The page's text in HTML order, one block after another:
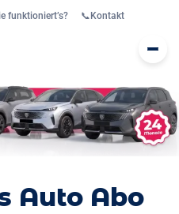
funktioniert’s? 📞 Kontakt
Auto Abo